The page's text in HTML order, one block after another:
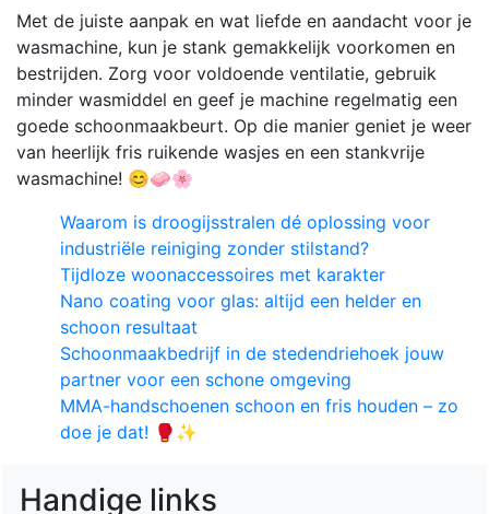
Met de juiste aanpak en wat liefde en aandacht voor je
wasmachine, kun je stank gemakkelijk voorkomen en
bestrijden. Zorg voor voldoende ventilatie, gebruik
minder wasmiddel en geef je machine regelmatig een
goede schoonmaakbeurt. Op die manier geniet je weer
van heerlijk fris ruikende wasjes en een stankvrije
wasmachine! 😊🧼🌸
Waarom is droogijsstralen dé oplossing voor
industriële reiniging zonder stilstand?
Tijdloze woonaccessoires met karakter
Nano coating voor glas: altijd een helder en
schoon resultaat
Schoonmaakbedrijf in de stedendriehoek jouw
partner voor een schone omgeving
MMA-handschoenen schoon en fris houden – zo
doe je dat! 🥊✨
Handige links